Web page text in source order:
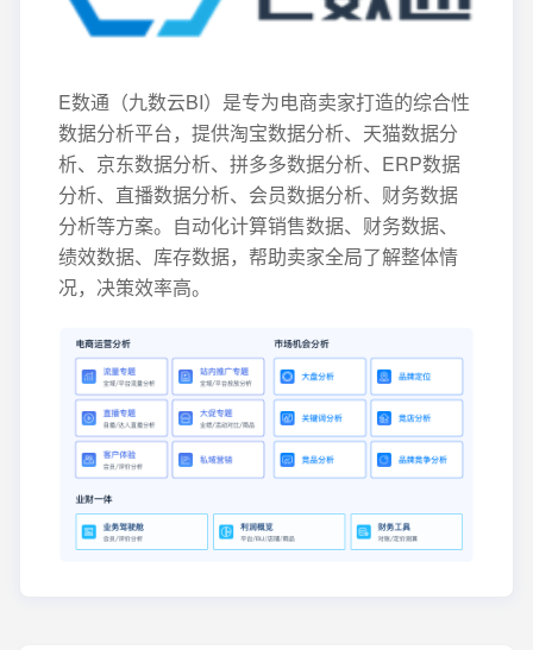
E数通（九数云BI）是专为电商卖家打造的综合性
数据分析平台，提供淘宝数据分析、天猫数据分
析、京东数据分析、拼多多数据分析、ERP数据
分析、直播数据分析、会员数据分析、财务数据
分析等方案。自动化计算销售数据、财务数据、
绩效数据、库存数据，帮助卖家全局了解整体情
况，决策效率高。